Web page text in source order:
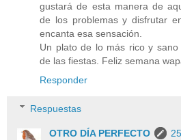
gustará de esta manera de
de los problemas y disfrutar
encanta esa sensación.
Un plato de lo más rico y
de las fiestas. Feliz semana
Responder
Respuestas
OTRO DÍA PERFECTO